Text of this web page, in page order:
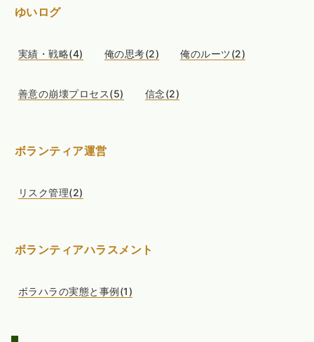
ゆいログ
実績・戦略(4) 俺の思考(2) 俺のルーツ(2)
善意の崩壊プロセス(5) 信念(2)
ボランティア運営
リスク管理(2)
ボランティアハラスメント
ボラハラの実態と事例(1)